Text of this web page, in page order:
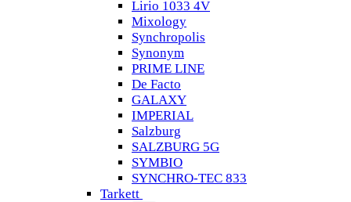
Lirio 1033 4V
Mixology
Synchropolis
Synonym
PRIME LINE
De Facto
GALAXY
IMPERIAL
Salzburg
SALZBURG 5G
SYMBIO
SYNCHRO-TEC 833
Tarkett